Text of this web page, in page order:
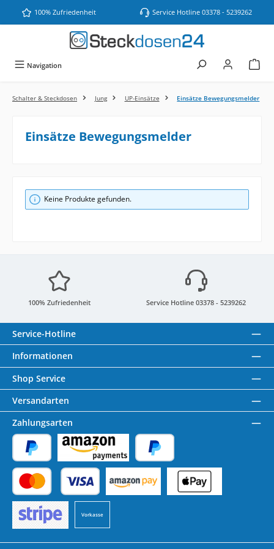
Zum Hauptinhalt springen
100% Zufriedenheit Service Hotline 03378 - 5239262
Navigation
Schalter & Steckdosen Jung UP-Einsätze Einsätze Bewegungsmelder
Einsätze Bewegungsmelder
Keine Produkte gefunden.
100% Zufriedenheit Service Hotline 03378 - 5239262
Service-Hotline
Informationen
Shop Service
Versandarten
Zahlungsarten
PayPal Amazon Pay Später Bezahlen
Kredit- oder Debitkarte
Vorkasse
Benutzerdefiniertes Bild 1